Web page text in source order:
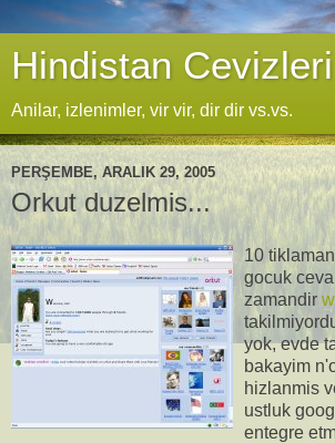
Hindistan Cevizleri
Anilar, izlenimler, vir vir, dir dir vs.vs.
PERŞEMBE, ARALIK 29, 2005
Orkut duzelmis...
10
gocuk
zamandir
yok, evde
bakayim
hizlanmis
ustluk
entegre